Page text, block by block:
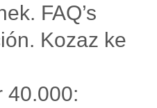
FAQ’s
Kozaz ke
40.000: